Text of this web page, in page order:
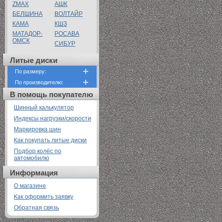
ZMAX
АШК
БЕЛШИНА
ВОЛТАЙР
КАМА
КШЗ
МАТАДОР-
ОМСК
РОСАВА
СИБУР
Литые диски
По размеру:
По производителю:
В помощь покупателю
Шинный калькулятор
Индексы нагрузки/скорости
Маркировка шин
Как покупать литые диски
Подбор колёс по
автомобилю
Информация
О магазине
Как оформить заявку
Обратная связь